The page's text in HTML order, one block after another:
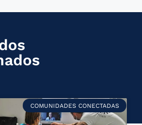
COMUNIDADES CONECTADAS